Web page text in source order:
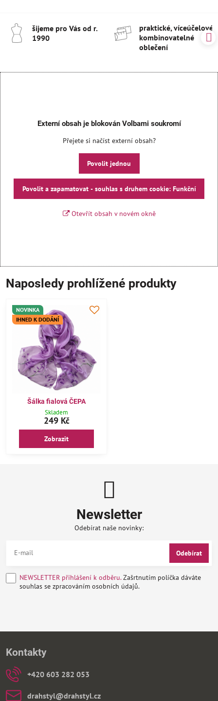
šijeme pro Vás od r​.
1990
praktické, víceúčelové
kombinovatelné
oblečení
Externí obsah je blokován Volbami soukromí
Přejete si načíst externí obsah?
Povolit jednou
Povolit a zapamatovat - souhlas s druhem cookie: Funkční
Otevřít obsah v novém okně
Naposledy prohlížené produkty
NOVINKA
IHNED K DODÁNÍ
Šálka fialová ČEPA
Skladem
249 Kč
Zobrazit
Newsletter
Odebírat naše novinky:
Odebírat
NEWSLETTER přihlášení k odběru.Zašrtnutím políčka dáváte
souhlas se zpracováním osobních údajů.
Kontakty
+420 603 282 053
drahstyl​@drahstyl​.cz